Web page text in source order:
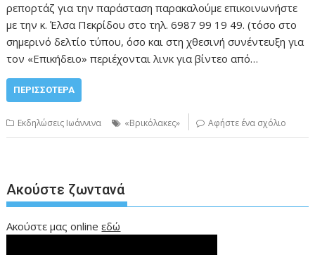
ρεπορτάζ για την παράσταση παρακαλούμε επικοινωνήστε
με την κ. Έλσα Πεκρίδου στο τηλ. 6987 99 19 49. (τόσο στο
σημερινό δελτίο τύπου, όσο και στη χθεσινή συνέντευξη για
τον «Επικήδειο» περιέχονται λινκ για βίντεο από…
ΠΕΡΙΣΣΌΤΕΡΑ
Εκδηλώσεις Ιωάννινα «Βρικόλακες» Αφήστε ένα σχόλιο
Ακούστε ζωντανά
Ακούστε μας onlineεδώ